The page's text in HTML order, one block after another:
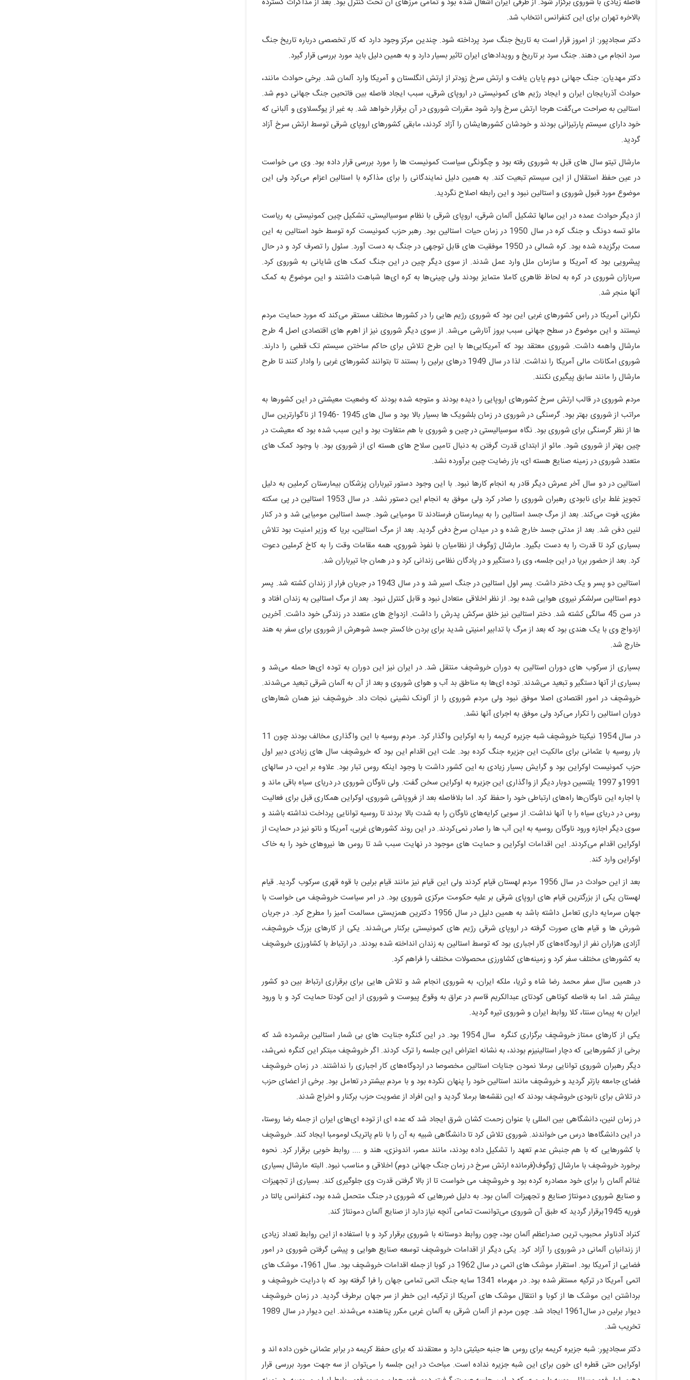
بالاخره تهران برای این کنفرانس انتخاب شد.
دکتر سجادپور: از امروز قرار است به تاریخ جنگ سرد پرداخته شود. چندین مرکز وجود دارد که کار تخصصی درباره تاریخ جنگ
سرد انجام می دهند. جنگ سرد بر تاریخ و رویدادهای ایران تاثیر بسیار دارد و به همین دلیل باید مورد بررسی قرار گیرد.
دکتر مهدیان: جنگ جهانی دوم پایان یافت و ارتش سرخ زودتر از ارتش انگلستان و آمریکا وارد آلمان شد. برخی حوادث مانند،
حوادث آذربایجان ایران و ایجاد رژیم های کمونیستی در اروپای شرقی، سبب ایجاد فاصله بین فاتحین جنگ جهانی دوم شد.
استالین به صراحت می‌گفت هرجا ارتش سرخ وارد شود مقررات شوروی در آن برقرار خواهد شد. به غیر از یوگسلاوی و آلبانی که
خود دارای سیستم پارتیزانی بودند و خودشان کشورهایشان را آزاد کردند، مابقی کشورهای اروپای شرقی توسط ارتش سرخ آزاد
گردید.
مارشال تیتو سال های قبل به شوروی رفته بود و چگونگی سیاست کمونیست ها را مورد بررسی قرار داده بود. وی می خواست
در عین حفظ استقلال از این سیستم تبعیت کند. به همین دلیل نمایندگانی را برای مذاکره با استالین اعزام می‌کرد ولی این
موضوع مورد قبول شوروی و استالین نبود و این رابطه اصلاح نگردید.
از دیگر حوادث عمده در این سالها تشکیل آلمان شرقی، اروپای شرقی با نظام سوسیالیستی، تشکیل چین کمونیستی به ریاست
مائو تسه دونگ و جنگ کره در سال 1950 در زمان حیات استالین بود. رهبر حزب کمونیست کره توسط خود استالین به این
سمت برگزیده شده بود. کره شمالی در 1950 موفقیت های قابل توجهی در جنگ به دست آورد. سئول را تصرف کرد و در حال
پیشرویی بود که آمریکا و سازمان ملل وارد عمل شدند. از سوی دیگر چین در این جنگ کمک های شایانی به شوروی کرد.
سربازان شوروی در کره به لحاظ ظاهری کاملا متمایز بودند ولی چینی‌ها به کره ای‌ها شباهت داشتند و این موضوع به کمک
آنها منجر شد.
نگرانی آمریکا در راس کشورهای غربی این بود که شوروی رژیم هایی را در کشورها مختلف مستقر می‌کند که مورد حمایت مردم
نیستند و این موضوع در سطح جهانی سبب بروز آنارشی می‌شد. از سوی دیگر شوروی نیز از اهرم های اقتصادی اصل 4 طرح
مارشال واهمه داشت. شوروی معتقد بود که آمریکایی‌ها با این طرح تلاش برای حاکم ساختن سیستم تک قطبی را دارند.
شوروی امکانات مالی آمریکا را نداشت. لذا در سال 1949 درهای برلین را بستند تا بتوانند کشورهای غربی را وادار کنند تا طرح
مارشال را مانند سابق پیگیری نکنند.
مردم شوروی در قالب ارتش سرخ کشورهای اروپایی را دیده بودند و متوجه شده بودند که وضعیت معیشتی در این کشورها به
مراتب از شوروی بهتر بود. گرسنگی در شوروی در زمان بلشویک ها بسیار بالا بود و سال های 1945 -1946 از ناگوارترین سال
ها از نظر گرسنگی برای شوروی بود. نگاه سوسیالیستی در چین و شوروی با هم متفاوت بود و این سبب شده بود که معیشت در
چین بهتر از شوروی شود. مائو از ابتدای قدرت گرفتن به دنبال تامین سلاح های هسته ای از شوروی بود. با وجود کمک های
متعدد شوروی در زمینه صنایع هسته ای، باز رضایت چین برآورده نشد.
استالین در دو سال آخر عمرش دیگر قادر به انجام کارها نبود. با این وجود دستور تیرباران پزشکان بیمارستان کرملین به دلیل
تجویز غلط برای نابودی رهبران شوروی را صادر کرد ولی موفق به انجام این دستور نشد. در سال 1953 استالین در پی سکته
مغزی، فوت می‌کند. بعد از مرگ جسد استالین را به بیمارستان فرستادند تا مومیایی شود. جسد استالین مومیایی شد و در کنار
لنین دفن شد. بعد از مدتی جسد خارج شده و در میدان سرخ دفن گردید. بعد از مرگ استالین، بریا که وزیر امنیت بود تلاش
بسیاری کرد تا قدرت را به دست بگیرد. مارشال ژوگوف از نظامیان با نفوذ شوروی، همه مقامات وقت را به کاخ کرملین دعوت
کرد. بعد از حضور بریا در این جلسه، وی را دستگیر و در پادگان نظامی زندانی کرد و در همان جا تیرباران شد.
استالین دو پسر و یک دختر داشت. پسر اول استالین در جنگ اسیر شد و در سال 1943 در جریان فرار از زندان کشته شد. پسر
دوم استالین سرلشکر نیروی هوایی شده بود. از نظر اخلاقی متعادل نبود و قابل کنترل نبود. بعد از مرگ استالین به زندان افتاد و
در سن 45 سالگی کشته شد. دختر استالین نیز خلق سرکش پدرش را داشت. ازدواج های متعدد در زندگی خود داشت. آخرین
ازدواج وی با یک هندی بود که بعد از مرگ با تدابیر امنیتی شدید برای بردن خاکستر جسد شوهرش از شوروی برای سفر به هند
خارج شد.
بسیاری از سرکوب های دوران استالین به دوران خروشچف منتقل شد. در ایران نیز این دوران به توده ای‌ها حمله می‌شد و
بسیاری از آنها دستگیر و تبعید می‌شدند. توده ای‌ها به مناطق بد آب و هوای شوروی و بعد از آن به آلمان شرقی تبعید می‌شدند.
خروشچف در امور اقتصادی اصلا موفق نبود ولی مردم شوروی را از آلونک نشینی نجات داد. خروشچف نیز همان شعارهای
دوران استالین را تکرار می‌کرد ولی موفق به اجرای آنها نشد.
در سال 1954 نیکیتا خروشچف شبه جزیره کریمه را به اوکراین واگذار کرد. مردم روسیه با این واگذاری مخالف بودند چون 11
بار روسیه با عثمانی برای مالکیت این جزیره جنگ کرده بود. علت این اقدام این بود که خروشچف سال های زیادی دبیر اول
حزب کمونیست اوکراین بود و گرایش بسیار زیادی به این کشور داشت با وجود اینکه روس تبار بود. علاوه بر این، در سالهای
1991و 1997 یلتسین دوبار دیگر از واگذاری این جزیره به اوکراین سخن گفت. ولی ناوگان شوروی در دریای سیاه باقی ماند و
با اجاره این ناوگان‌ها راه‌های ارتباطی خود را حفظ کرد. اما بلافاصله بعد از فروپاشی شوروی، اوکراین همکاری قبل برای فعالیت
روس در دریای سیاه را با آنها نداشت. از سویی کرایه‌های ناوگان را به شدت بالا بردند تا روسیه توانایی پرداخت نداشته باشند و
سوی دیگر اجازه ورود ناوگان روسیه به این آب ها را صادر نمی‌کردند. در این روند کشورهای غربی، آمریکا و ناتو نیز در حمایت از
اوکراین اقدام می‌کردند. این اقدامات اوکراین و حمایت های موجود در نهایت سبب شد تا روس ها نیروهای خود را به خاک
اوکراین وارد کند.
بعد از این حوادث در سال 1956 مردم لهستان قیام کردند ولی این قیام نیز مانند قیام برلین با قوه قهری سرکوب گردید. قیام
لهستان یکی از بزرگترین قیام های اروپای شرقی بر علیه حکومت مرکزی شوروی بود. در امر سیاست خروشچف می خواست با
جهان سرمایه داری تعامل داشته باشد به همین دلیل در سال 1956 دکترین همزیستی مسالمت آمیز را مطرح کرد. در جریان
شورش ها و قیام های صورت گرفته در اروپای شرقی رژیم های کمونیستی برکنار می‌شدند. یکی از کارهای بزرگ خروشچف،
آزادی هزاران نفر از ارودگاه‌های کار اجباری بود که توسط استالین به زندان انداخته شده بودند. در ارتباط با کشاورزی خروشچف
به کشورهای مختلف سفر کرد و زمینه‌های کشاورزی محصولات مختلف را فراهم کرد.
در همین سال سفر محمد رضا شاه و ثریا، ملکه ایران، به شوروی انجام شد و تلاش هایی برای برقراری ارتباط بین دو کشور
بیشتر شد. اما به فاصله کوتاهی کودتای عبدالکریم قاسم در عراق به وقوع پیوست و شوروی از این کودتا حمایت کرد و با ورود
ایران به پیمان سنتا، کلا روابط ایران و شوروی تیره گردید.
یکی از کارهای ممتاز خروشچف برگزاری کنگره سال 1954 بود. در این کنگره جنایت های بی شمار استالین برشمرده شد که
برخی از کشورهایی که دچار استالینیزم بودند، به نشانه اعتراض این جلسه را ترک کردند. اگر خروشچف مبتکر این کنگره نمی‌شد،
دیگر رهبران شوروی توانایی برملا نمودن جنایات استالین مخصوصا در اردوگاه‌های کار اجباری را نداشتند. در زمان خروشچف
فضای جامعه بازتر گردید و خروشچف مانند استالین خود را پنهان نکرده بود و با مردم بیشتر در تعامل بود. برخی از اعضای حزب
در تلاش برای نابودی خروشچف بودند که این نقشه‌ها برملا گردید و این افراد از عضویت حزب برکنار و اخراج شدند.
در زمان لنین، دانشگاهی بین المللی با عنوان زحمت کشان شرق ایجاد شد که عده ای از توده ای‌های ایران از جمله رضا روستا،
در این دانشگاه‌ها درس می خواندند. شوروی تلاش کرد تا دانشگاهی شبیه به آن را با نام پاتریک لومومبا ایجاد کند. خروشچف
با کشورهایی که با هم جنبش عدم تعهد را تشکیل داده بودند، مانند مصر، اندونزی، هند و .... روابط خوبی برقرار کرد. نحوه
برخورد خروشچف با مارشال ژوگوف(فرمانده ارتش سرخ در زمان جنگ جهانی دوم) اخلاقی و مناسب نبود. البته مارشال بسیاری
غنائم آلمان را برای خود مصادره کرده بود و خروشچف می خواست تا از بالا گرفتن قدرت وی جلوگیری کند. بسیاری از تجهیزات
و صنایع شوروی دمونتاژ صنایع و تجهیزات آلمان بود. به دلیل ضررهایی که شوروی در جنگ متحمل شده بود، کنفرانس یالتا در
فوریه 1945برقرار گردید که طبق آن شوروی می‌توانست تمامی آنچه نیاز دارد از صنایع آلمان دمونتاژ کند.
کنراد آدناوئر محبوب ترین صدراعظم آلمان بود، چون روابط دوستانه با شوروی برقرار کرد و با استفاده از این روابط تعداد زیادی
از زندانیان آلمانی در شوروی را آزاد کرد. یکی دیگر از اقدامات خروشچف توسعه صنایع هوایی و پیشی گرفتن شوروی در امور
فضایی از آمریکا بود. استقرار موشک های اتمی در سال 1962 در کوبا از جمله اقدامات خروشچف بود. سال 1961، موشک های
اتمی آمریکا در ترکیه مستقر شده بود. در مهرماه 1341 سایه جنگ اتمی تمامی جهان را فرا گرفته بود که با درایت خروشچف و
برداشتن این موشک ها از کوبا و انتقال موشک های آمریکا از ترکیه، این خطر از سر جهان برطرف گردید. در زمان خروشچف
دیوار برلین در سال1961 ایجاد شد. چون مردم از آلمان شرقی به آلمان غربی مکرر پناهنده می‌شدند. این دیوار در سال 1989
تخریب شد.
دکتر سجادپور: شبه جزیره کریمه برای روس ها جنبه حیثیتی دارد و معتقدند که برای حفظ کریمه در برابر عثمانی خون داده اند و
اوکراین حتی قطره ای خون برای این شبه جزیره نداده است. مباحث در این جلسه را می‌توان از سه جهت مورد بررسی قرار